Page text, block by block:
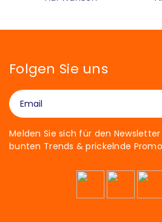
Folgen Sie uns
Melden Sie sich für den
bunten Trends & prickelnde